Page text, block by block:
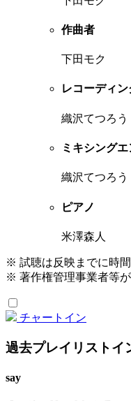
作曲者
下田モク
レコーディ
織沢てつろう
ミキシング
織沢てつろう
ピアノ
米澤森人
※ 試聴は反映までに時
※ 著作権管理事業者等
チャートイン
過去プレイリストイ
say